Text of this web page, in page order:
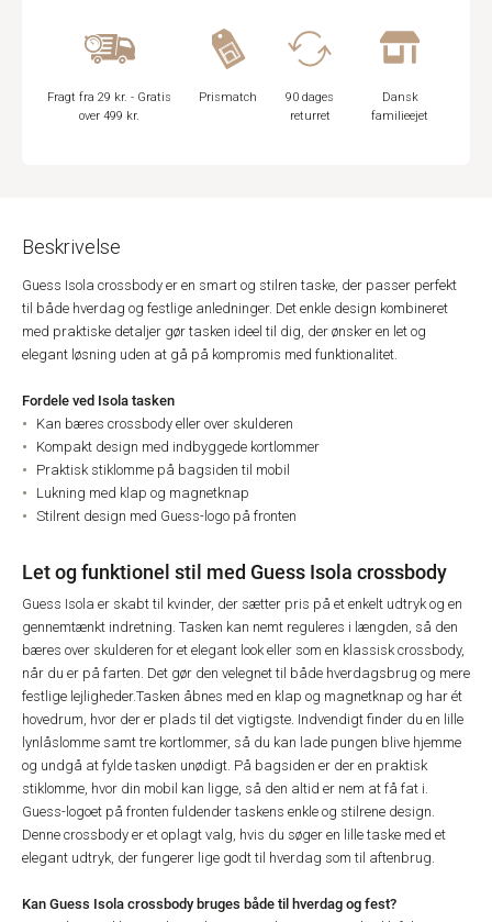
Fragt fra 29 kr. - Gratis
over 499 kr.
Prismatch
90 dages
returret
Dansk
familieejet
Beskrivelse
Guess Isola crossbody er en smart og stilren taske, der passer perfekt
til både hverdag og festlige anledninger. Det enkle design kombineret
med praktiske detaljer gør tasken ideel til dig, der ønsker en let og
elegant løsning uden at gå på kompromis med funktionalitet.
Fordele ved Isola tasken
Kan bæres crossbody eller over skulderen
Kompakt design med indbyggede kortlommer
Praktisk stiklomme på bagsiden til mobil
Lukning med klap og magnetknap
Stilrent design med Guess-logo på fronten
Let og funktionel stil med Guess Isola crossbody
Guess Isola er skabt til kvinder, der sætter pris på et enkelt udtryk og en
gennemtænkt indretning. Tasken kan nemt reguleres i længden, så den
bæres over skulderen for et elegant look eller som en klassisk crossbody,
når du er på farten. Det gør den velegnet til både hverdagsbrug og mere
festlige lejligheder.Tasken åbnes med en klap og magnetknap og har ét
hovedrum, hvor der er plads til det vigtigste. Indvendigt finder du en lille
lynlåslomme samt tre kortlommer, så du kan lade pungen blive hjemme
og undgå at fylde tasken unødigt. På bagsiden er der en praktisk
stiklomme, hvor din mobil kan ligge, så den altid er nem at få fat i.
Guess-logoet på fronten fuldender taskens enkle og stilrene design.
Denne crossbody er et oplagt valg, hvis du søger en lille taske med et
elegant udtryk, der fungerer lige godt til hverdag som til aftenbrug.
Kan Guess Isola crossbody bruges både til hverdag og fest?